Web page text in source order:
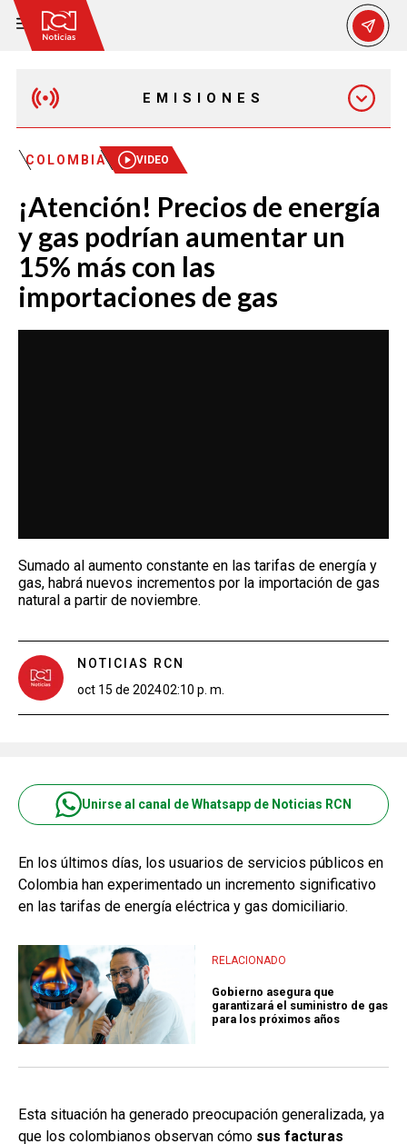
EMISIONES
MAÑANA EXPRESS
EMISIÓN 12:30 PM
EMISIÓN 7:00 PM
EMISIÓN 11:30 PM
COLOMBIA VIDEO
¡Atención! Precios de energía
y gas podrían aumentar un
15% más con las
importaciones de gas
Sumado al aumento constante en las tarifas de energía y
gas, habrá nuevos incrementos por la importación de gas
natural a partir de noviembre.
NOTICIAS RCN
oct 15 de 202402:10 p. m.
Unirse al canal de Whatsapp de Noticias RCN
En los últimos días, los usuarios de servicios públicos en
Colombia han experimentado un incremento significativo
en las tarifas de energía eléctrica y gas domiciliario.
RELACIONADO
Gobierno asegura que
garantizará el suministro de gas
para los próximos años
Esta situación ha generado preocupación generalizada, ya
que los colombianos observan cómo sus facturas